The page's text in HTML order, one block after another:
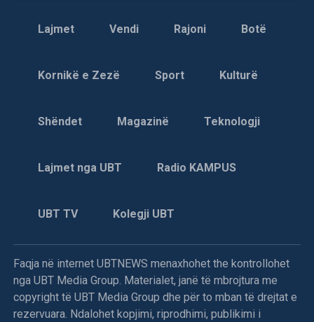
Lajmet Vendi Rajoni Botë
Kornikë e Zezë Sport Kulturë
Shëndet Magazinë Teknologji
Lajmet nga UBT Radio KAMPUS
UBT TV Kolegji UBT
Faqja në internet UBTNEWS menaxhohet the kontrollohet
nga UBT Media Group. Materialet, janë të mbrojtura me
copyright të UBT Media Group dhe për to mban të drejtat e
rezervuara. Ndalohet kopjimi, riprodhimi, publikimi i